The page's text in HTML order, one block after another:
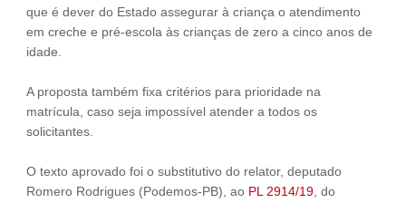
que é dever do Estado assegurar à criança o atendimento
em creche e pré-escola às crianças de zero a cinco anos de
idade.
A proposta também fixa critérios para prioridade na
matrícula, caso seja impossível atender a todos os
solicitantes.
O texto aprovado foi o substitutivo do relator, deputado
Romero Rodrigues (Podemos-PB), ao PL 2914/19 , do